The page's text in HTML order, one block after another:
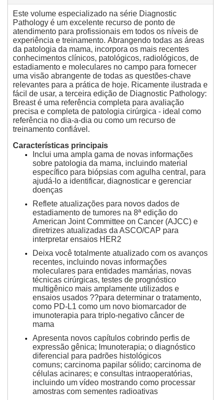
Este volume especializado na série Diagnostic
Pathology é um excelente recurso de ponto de
atendimento para profissionais em todos os níveis de
experiência e treinamento. Abrangendo todas as áreas
da patologia da mama, incorpora os mais recentes
conhecimentos clínicos, patológicos, radiológicos, de
estadiamento e moleculares no campo para fornecer
uma visão abrangente de todas as questões-chave
relevantes para a prática de hoje. Ricamente ilustrada e
fácil de usar, a terceira edição de Diagnostic Pathology:
Breast é uma referência completa para avaliação
precisa e completa de patologia cirúrgica - ideal como
referência no dia-a-dia ou como um recurso de
treinamento confiável.
Características principais
Inclui uma ampla gama de novas informações
sobre patologia da mama, incluindo material
específico para biópsias com agulha central, para
ajudá-lo a identificar, diagnosticar e gerenciar
doenças
Reflete atualizações para novos dados de
estadiamento de tumores na 8ª edição do
American Joint Committee on Cancer (AJCC) e
diretrizes atualizadas da ASCO/CAP para
interpretar ensaios HER2
Deixa você totalmente atualizado com os avanços
recentes, incluindo novas informações
moleculares para entidades mamárias, novas
técnicas cirúrgicas, testes de prognóstico
multigênico mais amplamente utilizados e
ensaios usados ??para determinar o tratamento,
como PD-L1 como um novo biomarcador de
imunoterapia para triplo-negativo câncer de
mama
Apresenta novos capítulos cobrindo perfis de
expressão gênica; Imunoterapia; o diagnóstico
diferencial para padrões histológicos
comuns; carcinoma papilar sólido; carcinoma de
células acinares; e consultas intraoperatórias,
incluindo um vídeo mostrando como processar
amostras com sementes radioativas